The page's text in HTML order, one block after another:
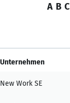
A B C
Unternehmen
New Work SE